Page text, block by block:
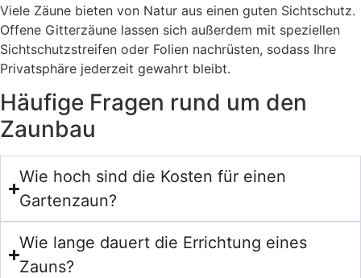
Viele Zäune bieten von Natur aus einen guten Sichtschutz.
Offene Gitterzäune lassen sich außerdem mit speziellen
Sichtschutzstreifen oder Folien nachrüsten, sodass Ihre
Privatsphäre jederzeit gewahrt bleibt.
Häufige Fragen rund um den
Zaunbau
Wie hoch sind die Kosten für einen
Gartenzaun?
Wie lange dauert die Errichtung eines
Zauns?